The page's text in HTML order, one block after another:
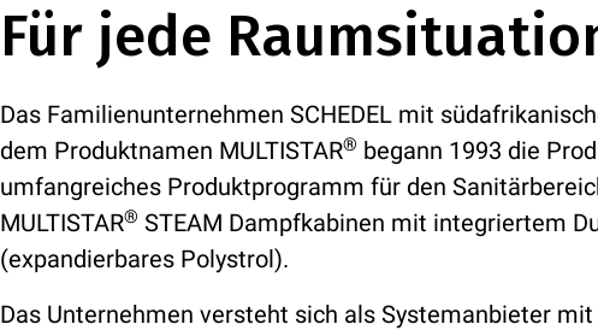
Für jede
Das Familienunternehmen SCHEDEL mit
dem Produktnamen MULTISTAR® begann 1993 die
umfangreiches Produktprogramm für den
MULTISTAR® STEAM Dampfkabinen mit integriertem
(expandierbares Polystrol).
Das Unternehmen versteht sich als Systemanbieter